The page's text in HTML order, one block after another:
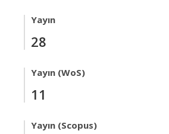
Yayın
28
Yayın (WoS)
11
Yayın (Scopus)